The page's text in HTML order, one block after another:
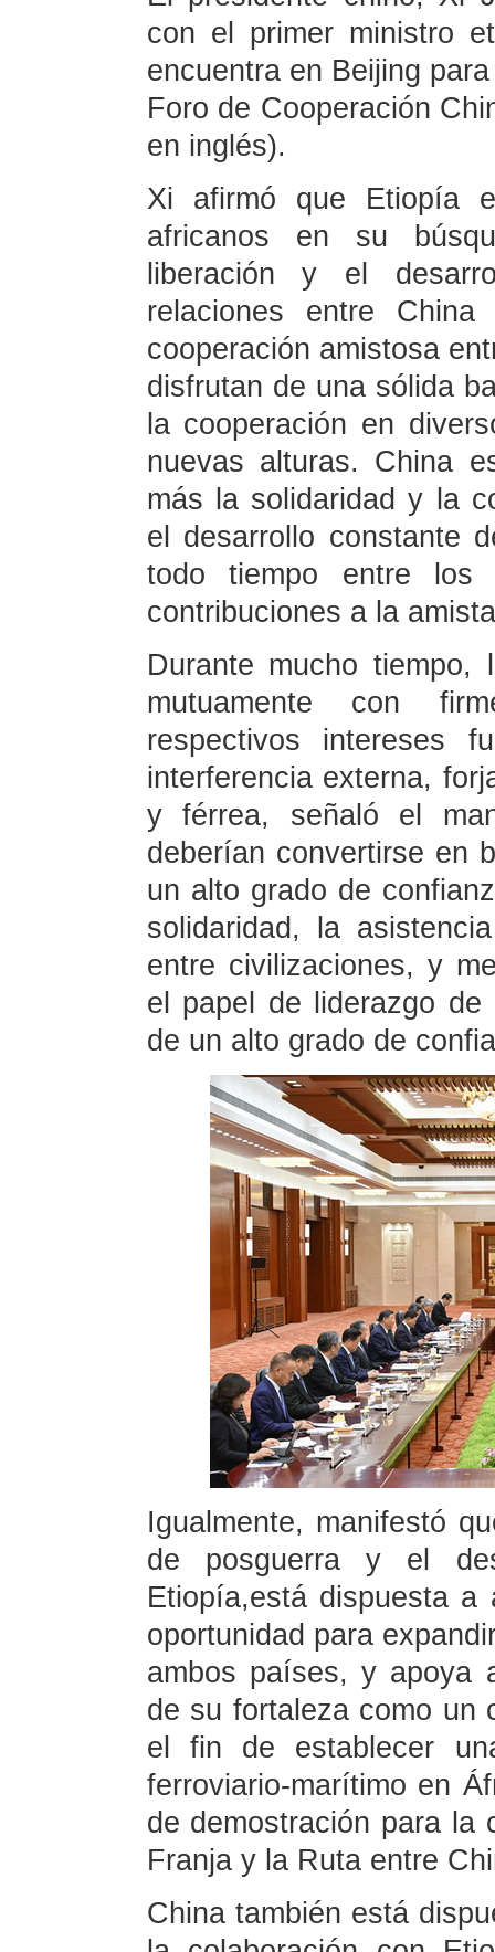
con el primer ministro
encuentra en Beijing
Foro de Cooperación
en inglés).
Xi afirmó que Etiopía
africanos en su
liberación y el
relaciones entre
cooperación amistosa
disfrutan de una sólida
la cooperación en
nuevas alturas. China
más la solidaridad y la
el desarrollo constante
todo tiempo entre los
contribuciones a la
Durante mucho
mutuamente con
respectivos intereses
interferencia externa,
y férrea, señaló el
deberían convertirse en
un alto grado de
solidaridad, la
entre civilizaciones, y
el papel de liderazgo
de un alto grado de
Igualmente, manifestó
de posguerra y el
Etiopía,está dispuesta a
oportunidad para
ambos países, y apoya
de su fortaleza como un
el fin de establecer
ferroviario-marítimo en
de demostración para la
Franja y la Ruta entre
China también está